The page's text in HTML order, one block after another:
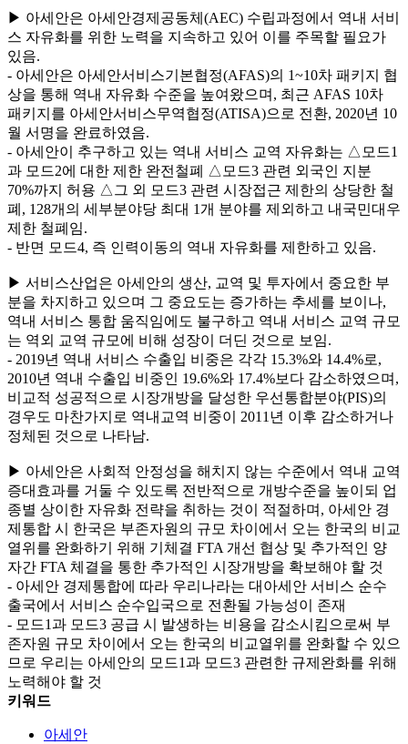
▶ 아세안은 아세안경제공동체(AEC) 수립과정에서 역내 서비
스 자유화를 위한 노력을 지속하고 있어 이를 주목할 필요가
있음.
- 아세안은 아세안서비스기본협정(AFAS)의 1~10차 패키지 협
상을 통해 역내 자유화 수준을 높여왔으며, 최근 AFAS 10차
패키지를 아세안서비스무역협정(ATISA)으로 전환, 2020년 10
월 서명을 완료하였음.
- 아세안이 추구하고 있는 역내 서비스 교역 자유화는 △모드1
과 모드2에 대한 제한 완전철폐 △모드3 관련 외국인 지분
70%까지 허용 △그 외 모드3 관련 시장접근 제한의 상당한 철
폐, 128개의 세부분야당 최대 1개 분야를 제외하고 내국민대우
제한 철폐임.
- 반면 모드4, 즉 인력이동의 역내 자유화를 제한하고 있음.
▶ 서비스산업은 아세안의 생산, 교역 및 투자에서 중요한 부
분을 차지하고 있으며 그 중요도는 증가하는 추세를 보이나,
역내 서비스 통합 움직임에도 불구하고 역내 서비스 교역 규모
는 역외 교역 규모에 비해 성장이 더딘 것으로 보임.
- 2019년 역내 서비스 수출입 비중은 각각 15.3%와 14.4%로,
2010년 역내 수출입 비중인 19.6%와 17.4%보다 감소하였으며,
비교적 성공적으로 시장개방을 달성한 우선통합분야(PIS)의
경우도 마찬가지로 역내교역 비중이 2011년 이후 감소하거나
정체된 것으로 나타남.
▶ 아세안은 사회적 안정성을 해치지 않는 수준에서 역내 교역
증대효과를 거둘 수 있도록 전반적으로 개방수준을 높이되 업
종별 상이한 자유화 전략을 취하는 것이 적절하며, 아세안 경
제통합 시 한국은 부존자원의 규모 차이에서 오는 한국의 비교
열위를 완화하기 위해 기체결 FTA 개선 협상 및 추가적인 양
자간 FTA 체결을 통한 추가적인 시장개방을 확보해야 할 것
- 아세안 경제통합에 따라 우리나라는 대아세안 서비스 순수
출국에서 서비스 순수입국으로 전환될 가능성이 존재
- 모드1과 모드3 공급 시 발생하는 비용을 감소시킴으로써 부
존자원 규모 차이에서 오는 한국의 비교열위를 완화할 수 있으
므로 우리는 아세안의 모드1과 모드3 관련한 규제완화를 위해
노력해야 할 것
키워드
아세안